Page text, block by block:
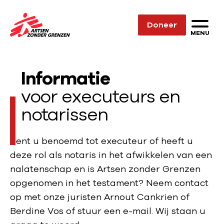
Sla navigatie over
N
m
e
p
a
g
e
Doneer
MENU
Informatie
voor executeurs en
notarissen
Bent u benoemd tot executeur of heeft u
deze rol als notaris in het afwikkelen van een
nalatenschap en is Artsen zonder Grenzen
opgenomen in het testament? Neem contact
op met onze juristen Arnout Cankrien of
Berdine Vos of stuur een e-mail. Wij staan u